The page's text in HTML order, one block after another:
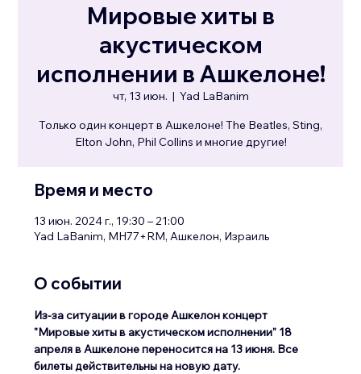
Мировые хиты в
акустическом
исполнении в Ашкелоне!
чт, 13 июн.
  |
Yad LaBanim
Только один концерт в Ашкелоне! The Beatles, Sting,
Elton John, Phil Collins и многие другие!
Время и место
13 июн. 2024 г., 19:30 – 21:00
Yad LaBanim, MH77+RM, Ашкелон, Израиль
О событии
Из-за ситуации в городе Ашкелон концерт
"Мировые хиты в акустическом исполнении" 18
апреля в Ашкелоне переносится на 13 июня. Все
билеты действительны на новую дату.